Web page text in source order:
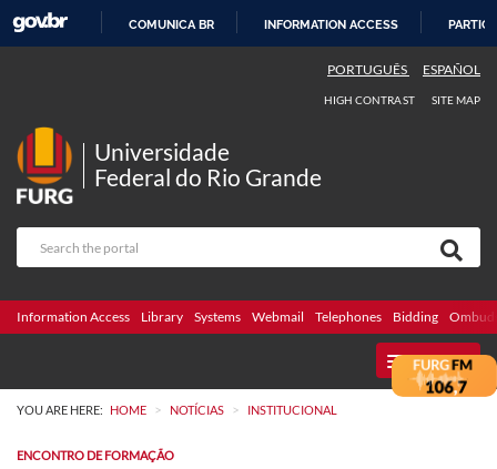
COMUNICA BR INFORMATION ACCESS
PORTUGUÊS ESPAÑOL
HIGH CONTRAST SITE MAP
Universidade
Federal do Rio Grande
Information Access Library Systems Webmail Telephones Bidding
MENU
YOU ARE HERE: HOME > NOTÍCIAS > INSTITUCIONAL
ENCONTRO DE FORMAÇÃO